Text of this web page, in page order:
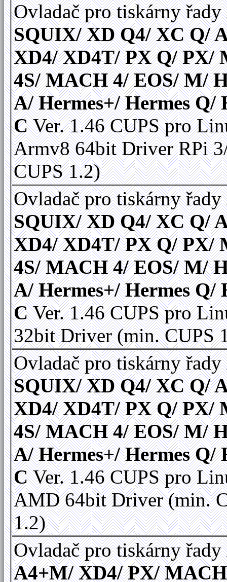
Ovladač pro tiskárny řady
SQUIX/ XD Q4/ XC Q/
XD4/ XD4T/ PX Q/ PX/
4S/ MACH 4/ EOS/ M/
A/ Hermes+/ Hermes Q/
CVer. 1.46 CUPS pro
Armv8 64bit Driver RPi
CUPS 1.2)
Ovladač pro tiskárny řady
SQUIX/ XD Q4/ XC Q/
XD4/ XD4T/ PX Q/ PX/
4S/ MACH 4/ EOS/ M/
A/ Hermes+/ Hermes Q/
CVer. 1.46 CUPS pro
32bit Driver (min. CUPS
Ovladač pro tiskárny řady
SQUIX/ XD Q4/ XC Q/
XD4/ XD4T/ PX Q/ PX/
4S/ MACH 4/ EOS/ M/
A/ Hermes+/ Hermes Q/
CVer. 1.46 CUPS pro
AMD 64bit Driver (min.
1.2)
Ovladač pro tiskárny řady
A4+M/ XD4/ PX/